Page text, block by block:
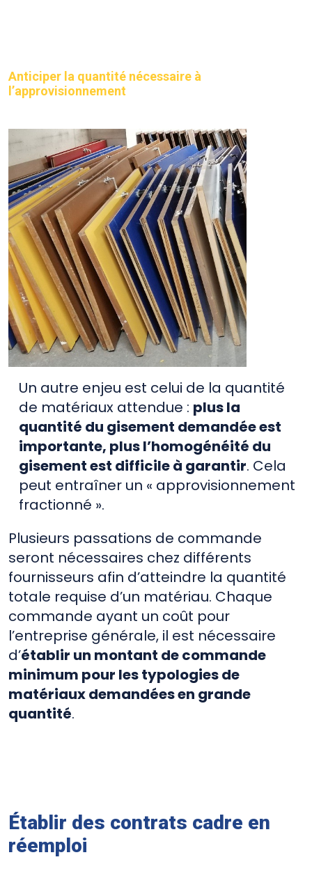
Anticiper la quantité nécessaire à
l’approvisionnement
Un autre enjeu est celui de la quantité
de matériaux attendue : plus la
quantité du gisement demandée est
importante, plus l’homogénéité du
gisement est difficile à garantir. Cela
peut entraîner un « approvisionnement
fractionné ».
Plusieurs passations de commande
seront nécessaires chez différents
fournisseurs afin d’atteindre la quantité
totale requise d’un matériau. Chaque
commande ayant un coût pour
l’entreprise générale, il est nécessaire
d’établir un montant de commande
minimum pour les typologies de
matériaux demandées en grande
quantité.
Établir des contrats cadre en
réemploi